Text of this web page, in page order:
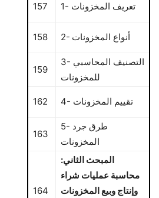
157 1- تعريف المخزونات
158 2- أنواع المخزونات
159
3- التصنيف المحاسبي
للمخزونات
162 4- تقييم المخزونات
163
5- طرق جرد
المخزونات
164
المبحث الثاني:
محاسبة عمليات شراء
وإنتاج وبيع المخزونات